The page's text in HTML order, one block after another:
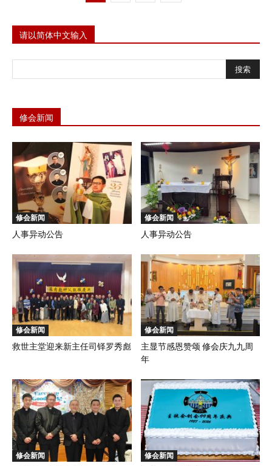
请以简体中文输入
修会新闻
修会新闻
人事异动公告
修会新闻
人事异动公告
修会新闻
救世主堂迎来新主任司铎罗秀彪
修会新闻
主显节感恩赞颂 修会庆九九周
年
修会新闻 修会新闻